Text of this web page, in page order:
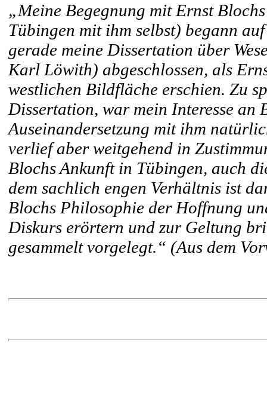
„Meine Begegnung mit Ernst
Tübingen mit ihm selbst) begann
gerade meine Dissertation über
Karl Löwith) abgeschlossen, als
westlichen Bildfläche erschien. Zu
Dissertation, war mein Interesse an
Auseinandersetzung mit ihm
verlief aber weitgehend in
Blochs Ankunft in Tübingen, auch
dem sachlich engen Verhältnis ist
Blochs Philosophie der Hoffnung
Diskurs erörtern und zur Geltung
gesammelt vorgelegt.“ (Aus dem